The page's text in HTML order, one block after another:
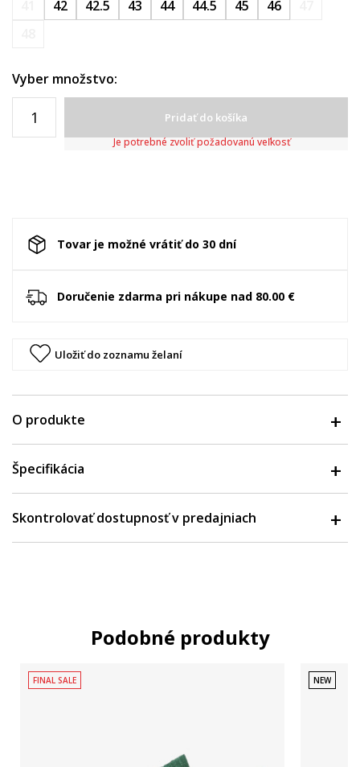
42 42.5 43 44 44.5 45 46
Vyber množstvo:
Pridať do košíka
Je potrebné zvoliť požadovanú veľkosť
Tovar je možné vrátiť do 30 dní
Doručenie zdarma pri nákupe nad 80.00 €
Uložiť do zoznamu želaní
O produkte
Špecifikácia
Skontrolovať dostupnosť v predajniach
Podobné produkty
FINAL SALE NEW